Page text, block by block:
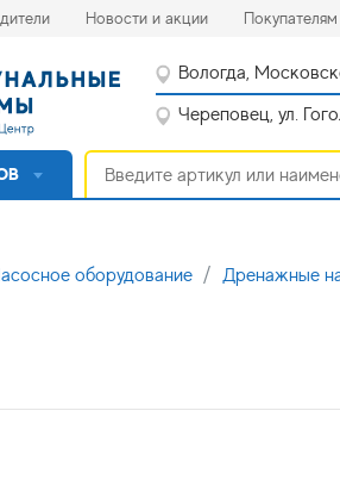
(current)Новости и акции(current)Покупателям
Вологда,
Череповец, ул.
оборудование Дренажные